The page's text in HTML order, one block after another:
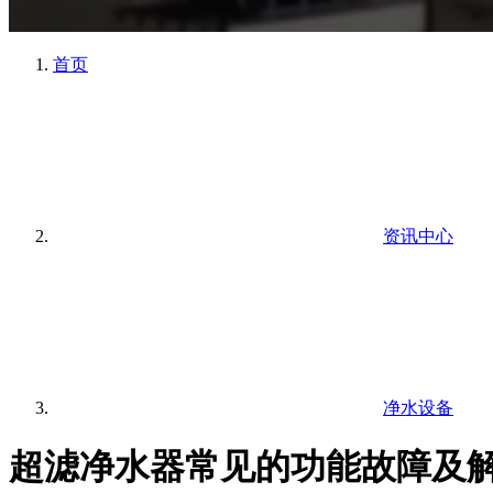
首页
资讯中心
净水设备
超滤净水器常见的功能故障及